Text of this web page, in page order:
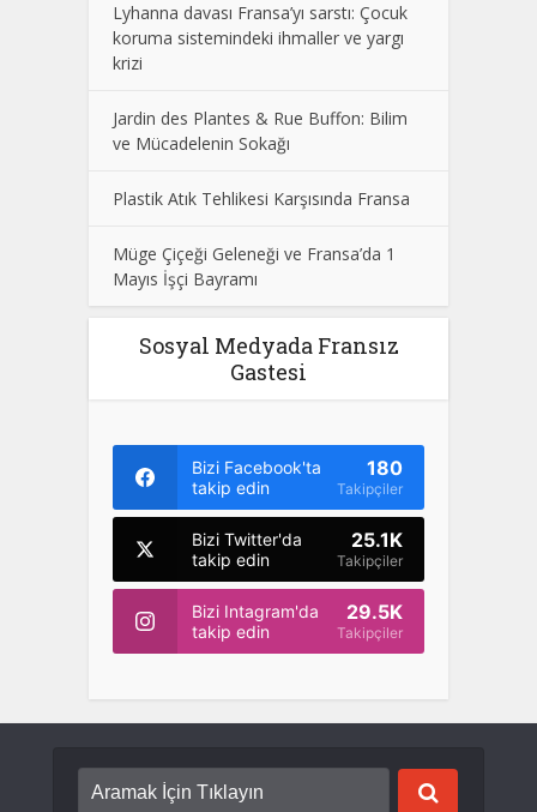
Lyhanna davası Fransa’yı sarstı: Çocuk
koruma sistemindeki ihmaller ve yargı
krizi
Jardin des Plantes & Rue Buffon: Bilim
ve Mücadelenin Sokağı
Plastik Atık Tehlikesi Karşısında Fransa
Müge Çiçeği Geleneği ve Fransa’da 1
Mayıs İşçi Bayramı
Sosyal Medyada Fransız
Gastesi
Bizi Facebook'ta
takip edin
180
Takipçiler
Bizi Twitter'da
takip edin
25.1K
Takipçiler
Bizi Intagram'da
takip edin
29.5K
Takipçiler